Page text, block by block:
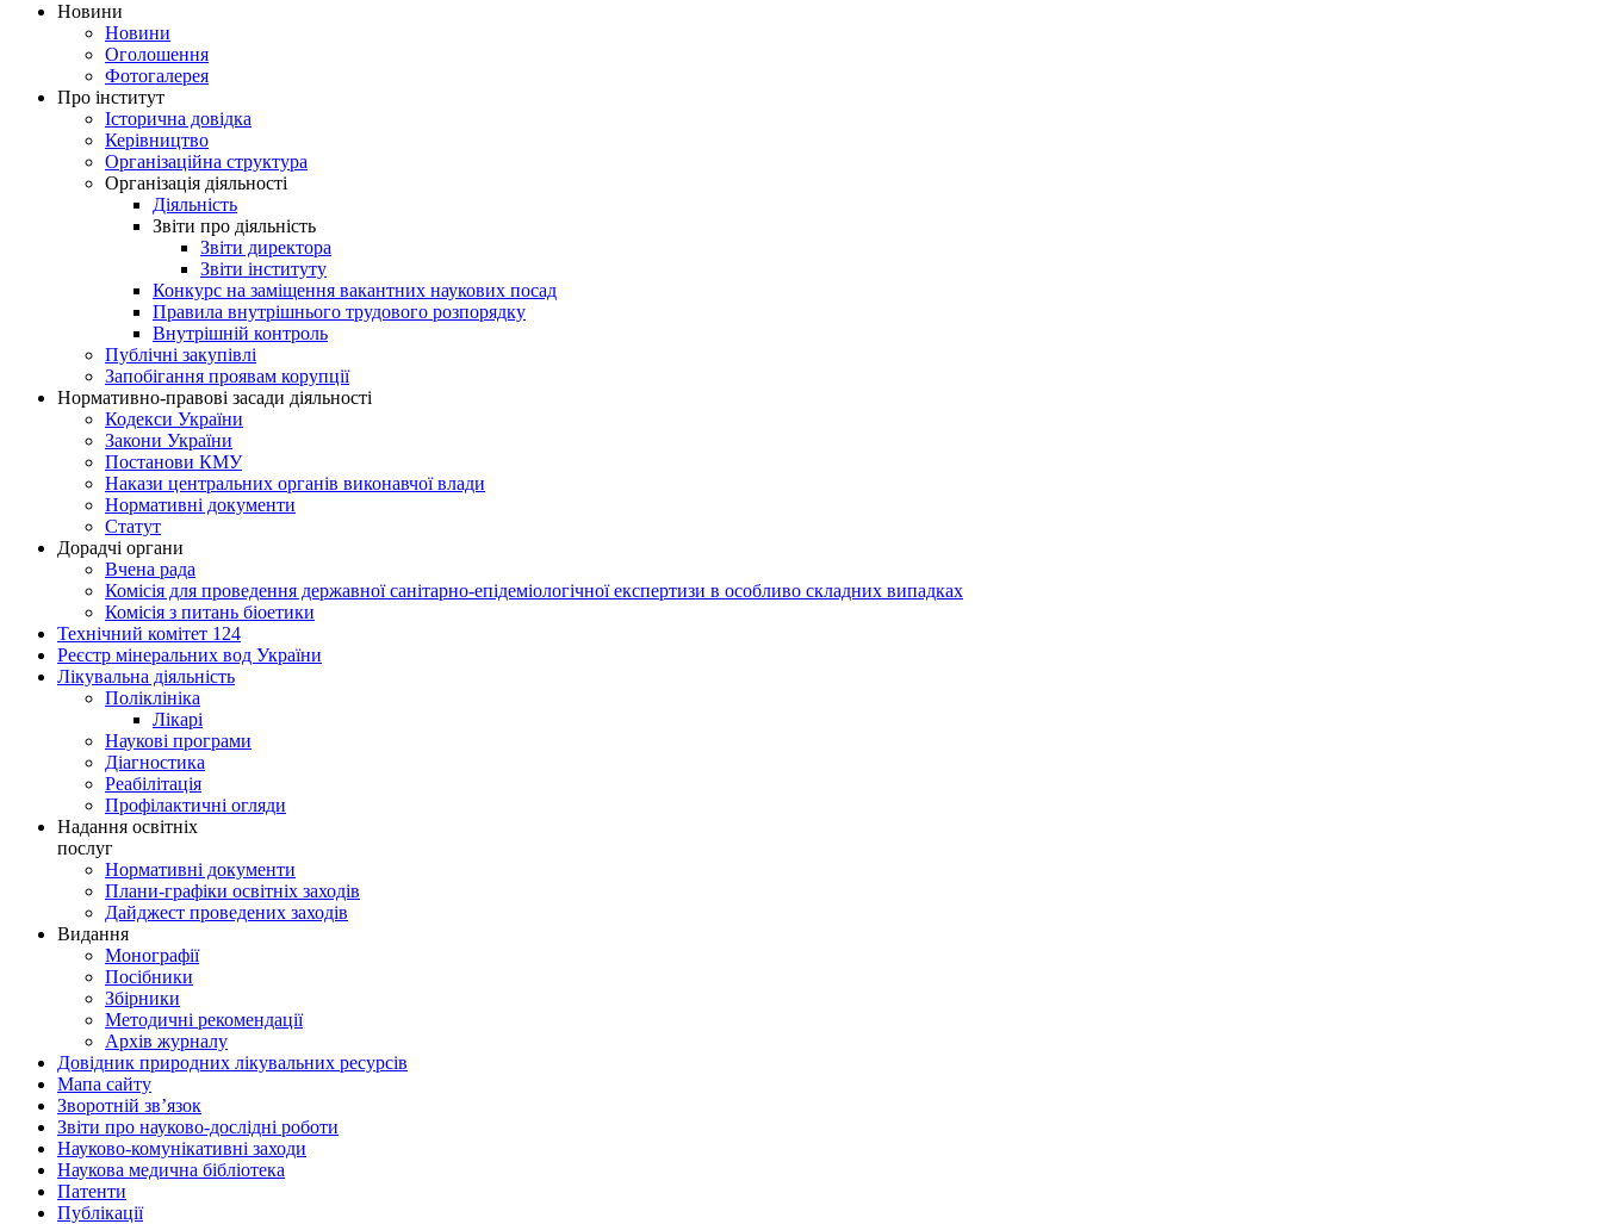
Новини
Новини
Оголошення
Фотогалерея
Про інститут
Історична довідка
Керівництво
Організаційна структура
Організація діяльності
Діяльність
Звіти про діяльність
Звіти директора
Звіти інституту
Конкурс на заміщення вакантних наукових посад
Правила внутрішнього трудового розпорядку
Внутрішній контроль
Публічні закупівлі
Запобігання проявам корупції
Нормативно-правові засади діяльності
Кодекси України
Закони України
Постанови КМУ
Накази центральних органів виконавчої влади
Нормативні документи
Статут
Дорадчі органи
Вчена рада
Комісія для проведення державної санітарно-епідеміологічної експертизи в особливо складних випадках
Комісія з питань біоетики
Технічний комітет 124
Реєстр мінеральних вод України
Лікувальна діяльність
Поліклініка
Лікарі
Наукові програми
Діагностика
Реабілітація
Профілактичні огляди
Надання освітніх
послуг
Нормативні документи
Плани-графіки освітніх заходів
Дайджест проведених заходів
Видання
Монографії
Посібники
Збірники
Методичні рекомендації
Архів журналу
Довідник природних лікувальних ресурсів
Мапа сайту
Зворотній зв’язок
Звіти про науково-дослідні роботи
Науково-комунікативні заходи
Наукова медична бібліотека
Патенти
Публікації